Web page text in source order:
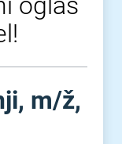
m⁠/⁠ž,